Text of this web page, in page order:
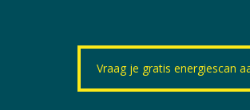
Vraag je gratis energiescan